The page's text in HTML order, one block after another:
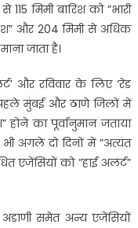
मिमी बारिश को ”भारी
और 204 मिमी से अधिक
जाता है।
और रविवार के लिए ‘रेड
पहले मुंबई और ठाणे जिलों में
का पूर्वानुमान जताया
अगले दो दिनों में ”अत्यंत
एजेंसियों को ”हाई अलर्ट”
समेत अन्य एजेंसियों